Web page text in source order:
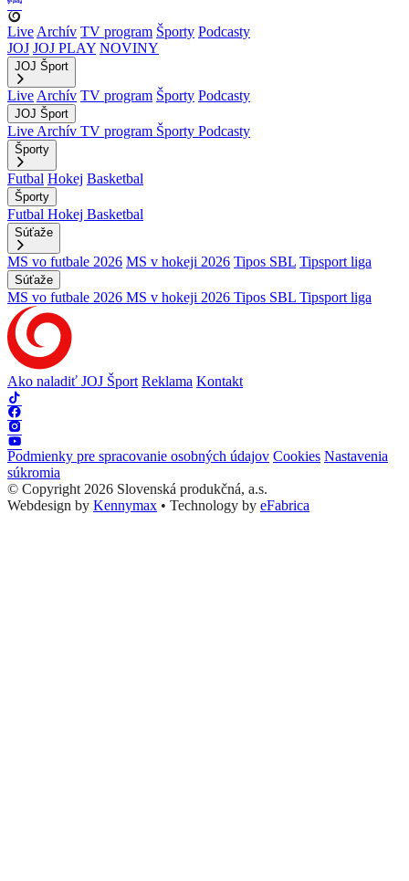
Live Archív TV program Športy Podcasty
JOJ JOJ PLAY NOVINY
JOJ Šport
Live Archív TV program Športy Podcasty
JOJ Šport
Live Archív TV program Športy Podcasty
Športy
Futbal Hokej Basketbal
Športy
Futbal Hokej Basketbal
Súťaže
MS vo futbale 2026 MS v hokeji 2026 Tipos SBL Tipsport liga
Súťaže
MS vo futbale 2026 MS v hokeji 2026 Tipos SBL Tipsport liga
Ako naladiť JOJ Šport Reklama Kontakt
Podmienky pre spracovanie osobných údajov Cookies Nastavenia
súkromia
© Copyright 2026 Slovenská produkčná, a.s.
Webdesign by Kennymax • Technology by eFabrica